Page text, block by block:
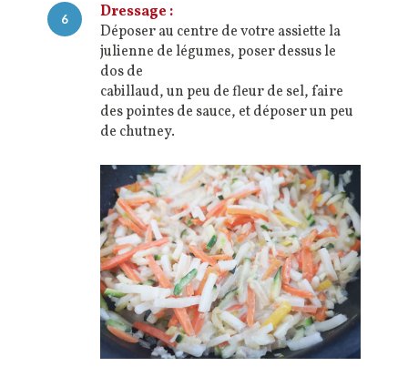
6
Dressage :
Déposer au centre de votre assiette la
julienne de légumes, poser dessus le
dos de
cabillaud, un peu de fleur de sel, faire
des pointes de sauce, et déposer un peu
de chutney.